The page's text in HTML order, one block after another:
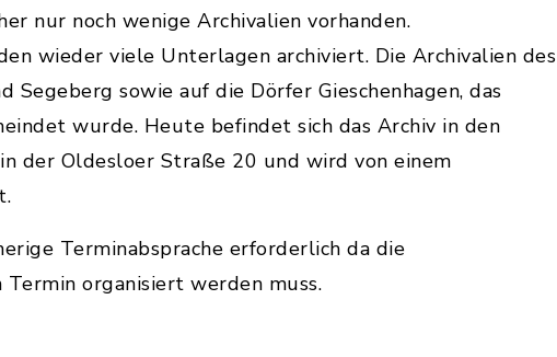
nur noch wenige Archivalien vorhanden.
wieder viele Unterlagen archiviert. Die Archivalien des
Segeberg sowie auf die Dörfer Gieschenhagen, das
wurde. Heute befindet sich das Archiv in den
der Oldesloer Straße 20 und wird von einem
Terminabsprache erforderlich da die
organisiert werden muss.